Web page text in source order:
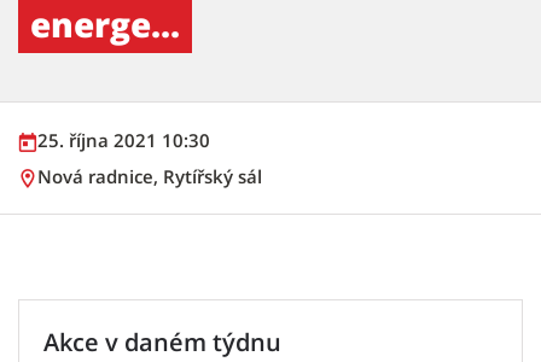
energe...
25. října 2021 10:30
Nová radnice, Rytířský sál
Akce v daném týdnu